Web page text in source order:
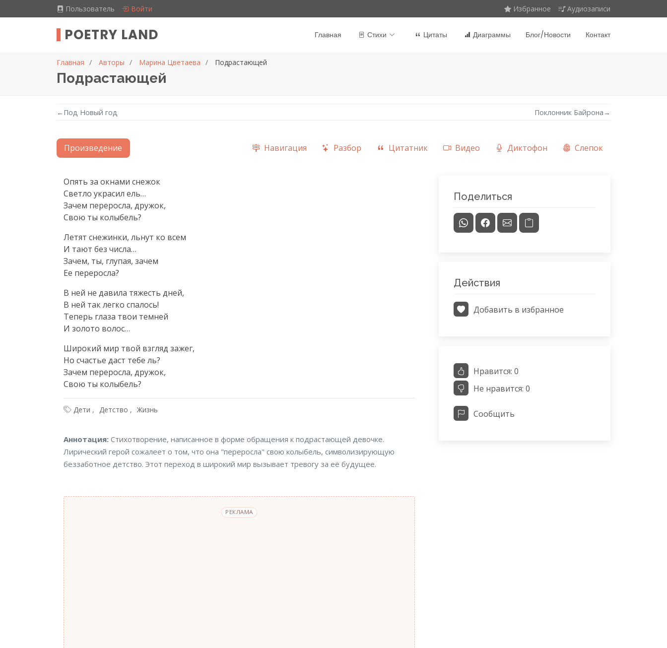
Пользователь Войти Избранное Аудиозаписи
POETRY LAND Главная Стихи Цитаты Диаграммы Блог/Новости Контакт
Главная Авторы Марина Цветаева Подрастающей
Подрастающей
← Под Новый год Поклонник Байрона →
Произведение Навигация Разбор Цитатник Видео Диктофон Слепок
Текст произведения
Опять за окнами снежок
Светло украсил ель…
Зачем переросла, дружок,
Свою ты колыбель?
Летят снежинки, льнут ко всем
И тают без числа…
Зачем, ты, глупая, зачем
Ее переросла?
В ней не давила тяжесть дней,
В ней так легко спалось!
Теперь глаза твои темней
И золото волос…
Широкий мир твой взгляд зажег,
Но счастье даст тебе ль?
Зачем переросла, дружок,
Свою ты колыбель?
Дети Детство Жизнь
Аннотация
Аннотация:Стихотворение, написанное в форме обращения к подрастающей девочке.
Лирический герой сожалеет о том, что она "переросла" свою колыбель, символизирующую
беззаботное детство. Этот переход в широкий мир вызывает тревогу за её будущее.
РЕКЛАМА
Поделиться
Действия
Добавить в избранное
Нравится: 0
Не нравится: 0
Сообщить